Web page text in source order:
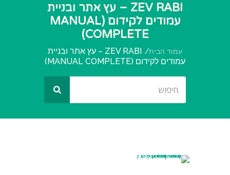
ZEV RABI – עץ אתר ובניית
עמודים לקידום (MANUAL
COMPLETE)
עמוד הבית
ZEV RABI – עץ אתר ובניית
עמודים לקידום (MANUAL COMPLETE)